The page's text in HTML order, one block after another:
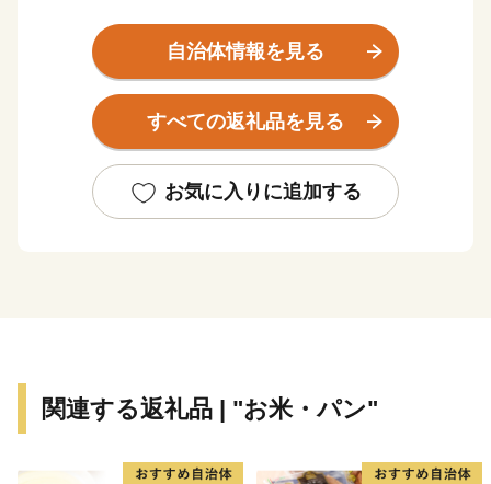
そして、今も残る多くの神社仏閣などの歴史的遺産は、
長い年月のなかで守り続けられ、今日でも中世の社会を
支えた繁栄の歴史と華やかな文化を現在に伝えていま
鎌倉市では、先人たちから受け継いだ美しい自然景観や
鎌倉市は、総務大臣通知により、ふるさと納税の対象と
自治体情報を見る
すべての返礼品を見る
お気に入りに追加する
関連する返礼品 | "お米・パン"